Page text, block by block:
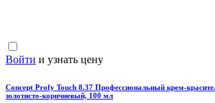
Войти и узнать цену
Concept Profy Touch 8.37 Профессиональный крем-
золотисто-коричневый, 100 мл